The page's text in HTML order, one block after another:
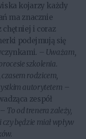
kojarzy każdy
ma znacznie
chętniej i coraz
podejmują się
– Uważam,
szkolenia.
rodzicem,
autorytetem –
zespół
To od trenera zależy,
będzie miał wpływ